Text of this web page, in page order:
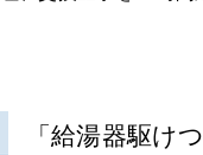
「給湯器駆け